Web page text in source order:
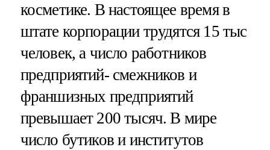
косметике. В настоящее время в
штате корпорации трудятся 15 тыс
человек, а число работников
предприятий- смежников и
франшизных предприятий
превышает 200 тысяч. В мире
число бутиков и институтов